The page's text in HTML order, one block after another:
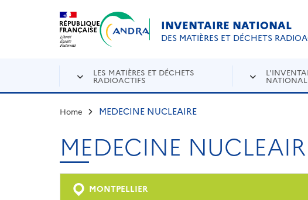
Aller au contenu principal
INVENTAIRE NATIONAL
DES MATIÈRES ET DÉCHETS
LES MATIÈRES ET DÉCHETS
RADIOACTIFS NATIONAL
Home MEDECINE NUCLEAIRE
MEDECINE
MONTPELLIER